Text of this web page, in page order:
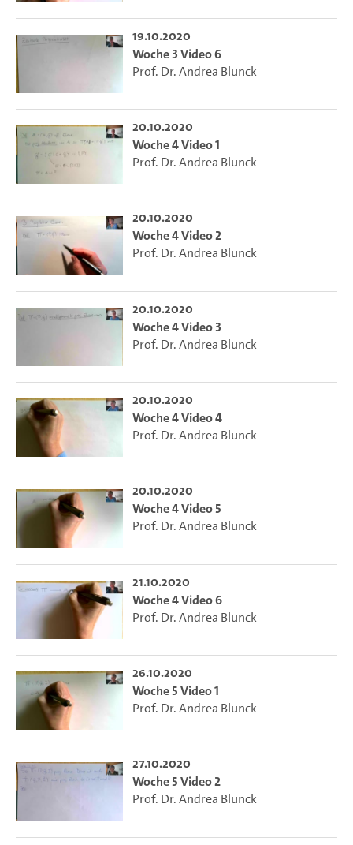
19.10.2020
Woche 3 Video 6
Prof. Dr. Andrea Blunck
20.10.2020
Woche 4 Video 1
Prof. Dr. Andrea Blunck
20.10.2020
Woche 4 Video 2
Prof. Dr. Andrea Blunck
20.10.2020
Woche 4 Video 3
Prof. Dr. Andrea Blunck
20.10.2020
Woche 4 Video 4
Prof. Dr. Andrea Blunck
20.10.2020
Woche 4 Video 5
Prof. Dr. Andrea Blunck
21.10.2020
Woche 4 Video 6
Prof. Dr. Andrea Blunck
26.10.2020
Woche 5 Video 1
Prof. Dr. Andrea Blunck
27.10.2020
Woche 5 Video 2
Prof. Dr. Andrea Blunck